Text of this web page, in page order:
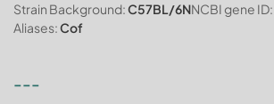
Strain Background:C57BL/6NNCBI gene ID:
Aliases:Cof
---